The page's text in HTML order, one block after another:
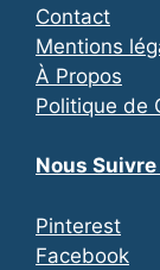
Contact
Mentions
À Propos
Politique de
Nous
Pinterest
Facebook